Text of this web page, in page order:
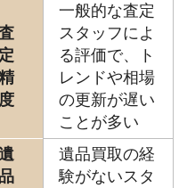
定
度
一般的な査定
スタッフによ
る評価で、ト
レンドや相場
の更新が遅い
ことが多い
品
遺品買取の経
験がないスタ